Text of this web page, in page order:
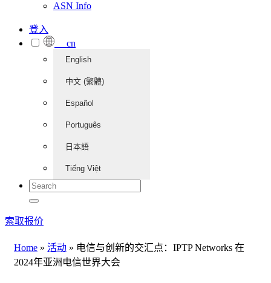
ASN Info
登入
cn
English
中文 (繁體)
Español
Português
日本語
Tiếng Việt
索取报价
Home » 活动 » 电信与创新的交汇点：IPTP Networks 在
2024年亚洲电信世界大会